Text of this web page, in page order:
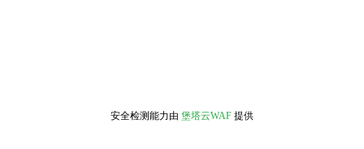
安全检测能力由 堡塔云WAF 提供